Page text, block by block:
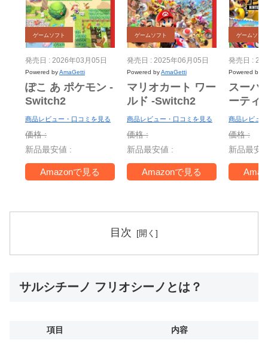
ゲームソフト
発売日 : 2026年03月05日
Powered byAmaGetti
ぽこ あ ポケモン -
Switch2
商品レビュー・口コミを見る
価格 :
新品最安値 :
Amazonで見る
ゲームソフト
発売日 : 2025年06月05日
Powered byAmaGetti
マリオカート ワー
ルド -Switch2
商品レビュー・口コミを見る
価格 :
新品最安値 :
Amazonで見る
ゲームソフト
発売日 :
Powered by
スーパ
ーティ
ー
Switch
＋ ジャ
TV -
商品レビュ
価格 :
新品最安
目次
サルシチーノ フリオシーノとは？
項目 内容